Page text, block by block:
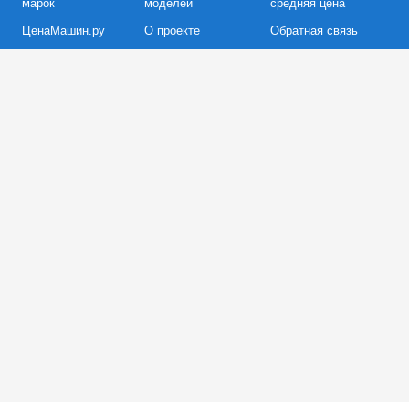
марок
ЦенаМашин.ру
моделей
О проекте
средняя цена
Обратная связь